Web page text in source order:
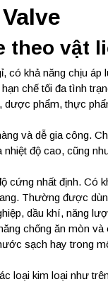
theo vật
có khả năng chịu áp
chế tối đa tình
phẩm, thực
và dễ gia công.
độ cao, cũng
cứng nhất định. Có
Thường được
dầu khí, năng
chống ăn mòn và
sạch hay trong
loại kim loại như